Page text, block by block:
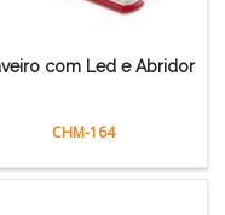
com Led e Abridor
CHM-164